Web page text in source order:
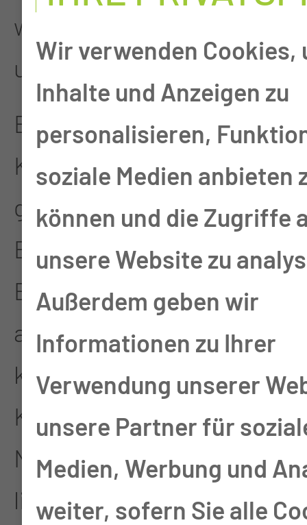
während einer Therapie
und ist kostenfrei.
Eine Therapie stellt
Körper und Seele vor
große Herausforderungen.
Eine ausgewogene
Ernährung und
angepasste Bewegung
können dabei helfen, den
Körper zu stärken,
Nebenwirkungen zu
lindern und das allgemeine
Wir verwenden Cookies,
Inhalte und Anzeigen zu
personalisieren,
soziale Medien anbieten
können und die Zugriffe
unsere Website zu
Außerdem geben wir
Informationen zu Ihrer
Verwendung unserer
unsere Partner für
Medien, Werbung und
weiter, sofern Sie alle